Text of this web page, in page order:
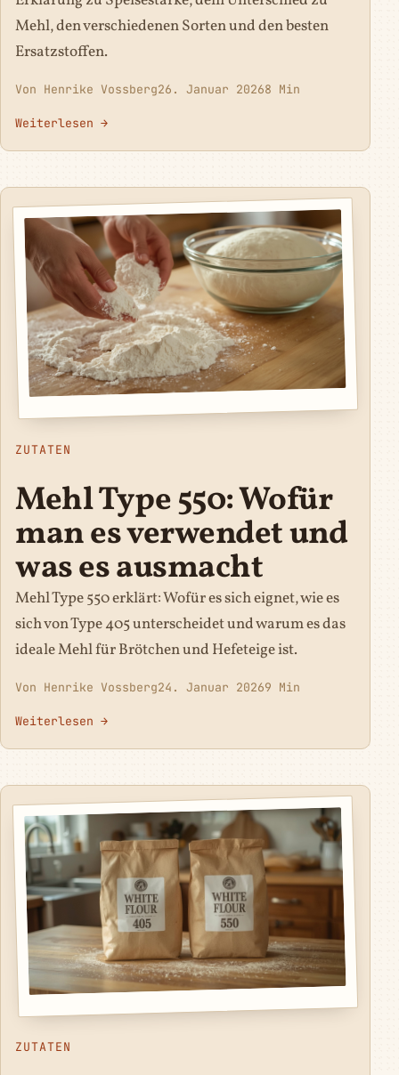
Mehl, den verschiedenen Sorten und den besten
Ersatzstoffen.
Von Henrike Vossberg26. Januar 20268 Min
Weiterlesen →
ZUTATEN
Mehl Type 550: Wofür
man es verwendet und
was es ausmacht
Mehl Type 550 erklärt: Wofür es sich eignet, wie es
sich von Type 405 unterscheidet und warum es das
ideale Mehl für Brötchen und Hefeteige ist.
Von Henrike Vossberg24. Januar 20269 Min
Weiterlesen →
ZUTATEN